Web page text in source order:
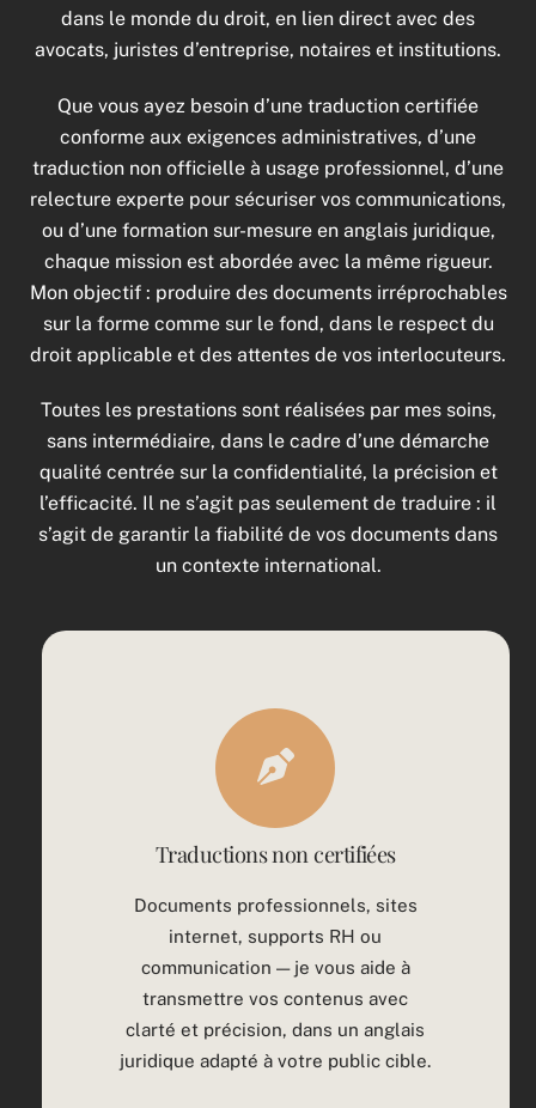
dans le monde du droit, en lien direct avec des
avocats, juristes d’entreprise, notaires et institutions.
Que vous ayez besoin d’une traduction certifiée
conforme aux exigences administratives, d’une
traduction non officielle à usage professionnel, d’une
relecture experte pour sécuriser vos communications,
ou d’une formation sur-mesure en anglais juridique,
chaque mission est abordée avec la même rigueur.
Mon objectif : produire des documents irréprochables
sur la forme comme sur le fond, dans le respect du
droit applicable et des attentes de vos interlocuteurs.
Toutes les prestations sont réalisées par mes soins,
sans intermédiaire, dans le cadre d’une démarche
qualité centrée sur la confidentialité, la précision et
l’efficacité. Il ne s’agit pas seulement de traduire : il
s’agit de garantir la fiabilité de vos documents dans
un contexte international.
Traductions non certifiées
Documents professionnels, sites
internet, supports RH ou
communication — je vous aide à
transmettre vos contenus avec
clarté et précision, dans un anglais
juridique adapté à votre public cible.